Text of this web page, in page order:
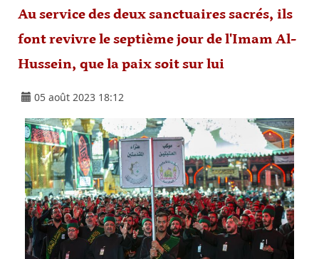
Au service des deux sanctuaires sacrés, ils
font revivre le septième jour de l'Imam Al-
Hussein, que la paix soit sur lui
05 août 2023 18:12